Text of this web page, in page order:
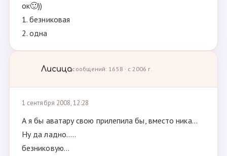
ок🙂))
1. безниковая
2. одна
Лисицасообщений: 1658 · с 2006 г.
1 сентября 2008, 12:28
А я бы аватару свою прилепила бы, вместо ника...
Ну да ладно.....
безниковую...